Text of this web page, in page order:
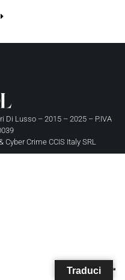
Di Lusso– 2015 – 2025 – P.IVA
Cyber Crime CCIS Italy SRL
Traduci